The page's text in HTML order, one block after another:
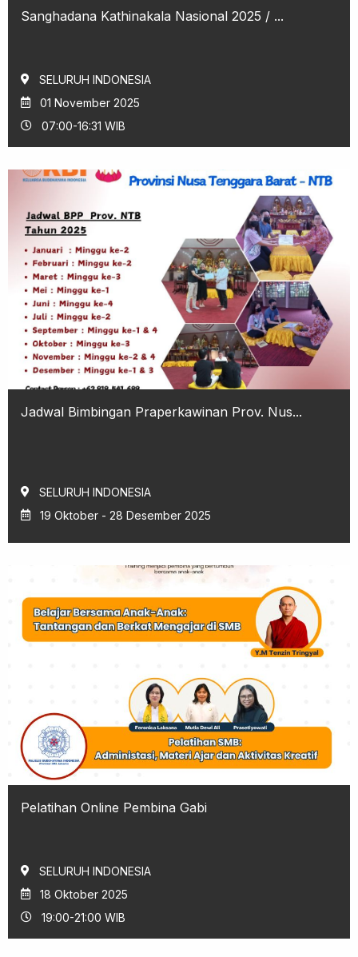
Sanghadana Kathinakala Nasional 2025 / ...
SELURUH INDONESIA
01 November 2025
07:00-16:31 WIB
Jadwal Bimbingan Praperkawinan Prov. Nus...
SELURUH INDONESIA
19 Oktober - 28 Desember 2025
Pelatihan Online Pembina Gabi
SELURUH INDONESIA
18 Oktober 2025
19:00-21:00 WIB